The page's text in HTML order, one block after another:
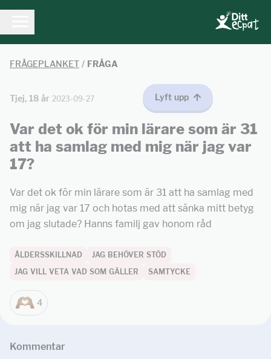
FRÅGEPLANKET / FRÅGA
Tjej, 18 år 2023-09-27 Lyft upp
Var det ok för min lärare som är 31
att ha samlag med mig när jag var
17?
Var det ok för min lärare som är 31 att ha samlag med
mig när jag var 17 och hotas med att sänka mitt betyg
om jag slutade? Hanns familj gav honom råd
ÅLDERSSKILLNAD
JAG BEHÖVER STÖD
JAG VILL VETA VAD SOM GÄLLER
SAMTYCKE
4
Kommentar